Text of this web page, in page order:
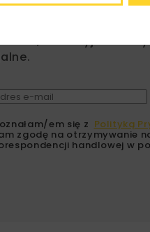
się do newslettera
atrakcyjne
em się z Polityką
zgodę na otrzymywanie
handlowej w